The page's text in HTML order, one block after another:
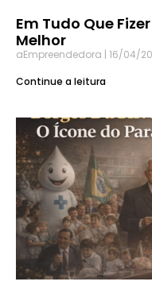
Em Tudo Que
Melhor
aEmpreendedora 16/04/
Continue a leitura